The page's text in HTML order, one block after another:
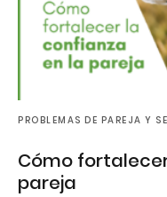
PROBLEMAS DE PAREJA Y
Cómo
pareja